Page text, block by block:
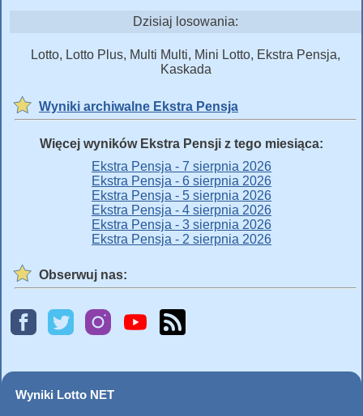
Dzisiaj losowania:
Lotto, Lotto Plus, Multi Multi, Mini Lotto, Ekstra Pensja,
Kaskada
Wyniki archiwalne Ekstra Pensja
Więcej wyników Ekstra Pensji z tego miesiąca:
Ekstra Pensja - 7 sierpnia 2026
Ekstra Pensja - 6 sierpnia 2026
Ekstra Pensja - 5 sierpnia 2026
Ekstra Pensja - 4 sierpnia 2026
Ekstra Pensja - 3 sierpnia 2026
Ekstra Pensja - 2 sierpnia 2026
Obserwuj nas:
Wyniki Lotto NET